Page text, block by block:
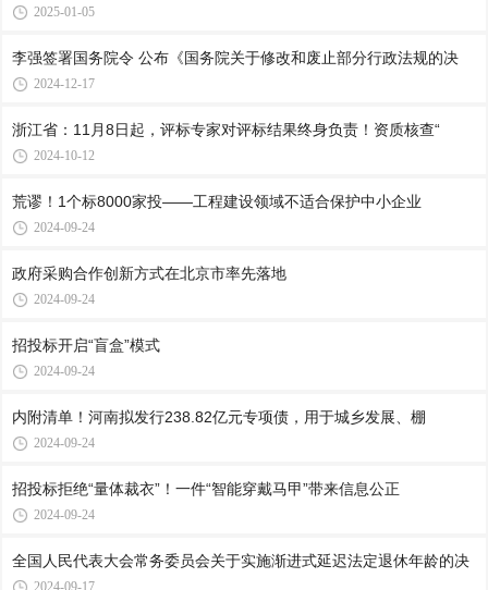
2025-01-05
李强签署国务院令 公布《国务院关于修改和废止部分行政法规的决
2024-12-17
浙江省：11月8日起，评标专家对评标结果终身负责！资质核查“
2024-10-12
荒谬！1个标8000家投——工程建设领域不适合保护中小企业
2024-09-24
政府采购合作创新方式在北京市率先落地
2024-09-24
招投标开启“盲盒”模式
2024-09-24
内附清单！河南拟发行238.82亿元专项债，用于城乡发展、棚
2024-09-24
招投标拒绝“量体裁衣”！一件“智能穿戴马甲”带来信息公正
2024-09-24
全国人民代表大会常务委员会关于实施渐进式延迟法定退休年龄的决
2024-09-17